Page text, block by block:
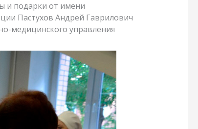
и подарки от имени
Пастухов Андрей Гаврилович
медицинского управления